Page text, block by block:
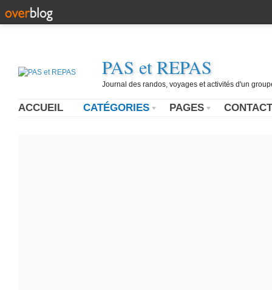
PAS et REPAS
Journal des randos, voyages et activités d'un
ACCUEIL CATÉGORIES PAGES CONTACT